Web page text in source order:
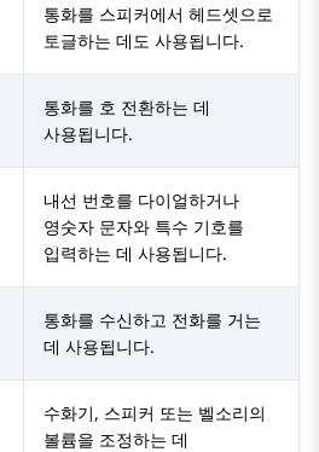
통화를 스피커에서 헤드셋으로
토글하는 데도 사용됩니다.
통화를 호 전환하는 데
사용됩니다.
내선 번호를 다이얼하거나
영숫자 문자와 특수 기호를
입력하는 데 사용됩니다.
통화를 수신하고 전화를 거는
데 사용됩니다.
수화기, 스피커 또는 벨소리의
볼륨을 조정하는 데